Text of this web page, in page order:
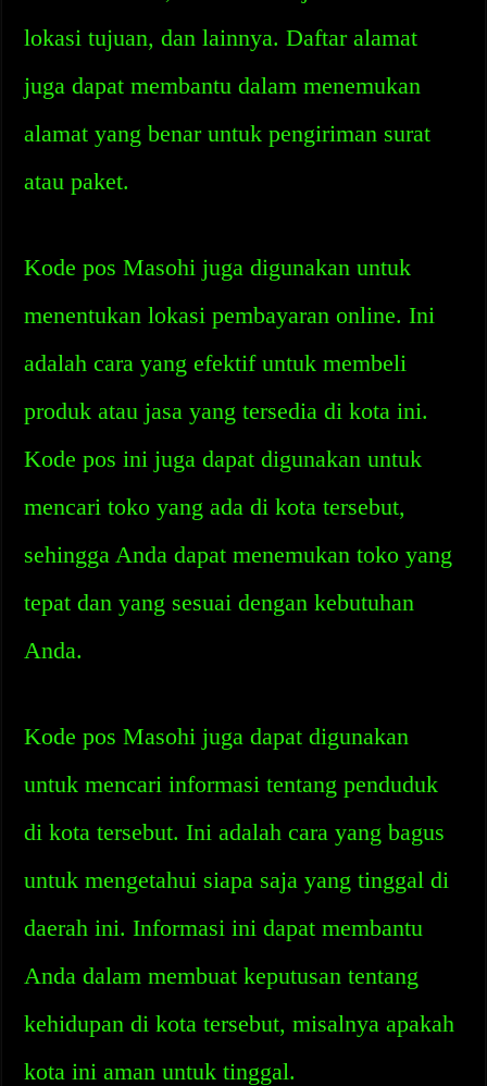
lokasi tujuan, dan lainnya. Daftar alamat
juga dapat membantu dalam menemukan
alamat yang benar untuk pengiriman surat
atau paket.
Kode pos Masohi juga digunakan untuk
menentukan lokasi pembayaran online. Ini
adalah cara yang efektif untuk membeli
produk atau jasa yang tersedia di kota ini.
Kode pos ini juga dapat digunakan untuk
mencari toko yang ada di kota tersebut,
sehingga Anda dapat menemukan toko yang
tepat dan yang sesuai dengan kebutuhan
Anda.
Kode pos Masohi juga dapat digunakan
untuk mencari informasi tentang penduduk
di kota tersebut. Ini adalah cara yang bagus
untuk mengetahui siapa saja yang tinggal di
daerah ini. Informasi ini dapat membantu
Anda dalam membuat keputusan tentang
kehidupan di kota tersebut, misalnya apakah
kota ini aman untuk tinggal.